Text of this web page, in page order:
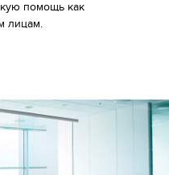
помощь как
лицам.